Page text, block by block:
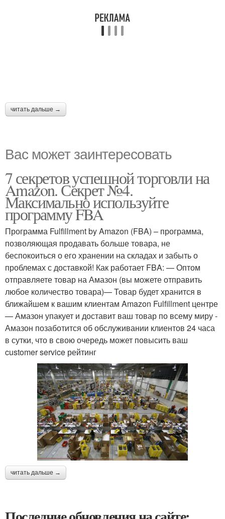
читать дальше →
Вас может заинтересовать
7 секретов успешной торговли на
Amazon. Секрет №4.
Максимально используйте
программу FBA
Программа Fulfillment by Amazon (FBA) – программа,
позволяющая продавать больше товара, не
беспокоиться о его хранении на складах и забыть о
проблемах с доставкой! Как работает FBA: — Оптом
отправляете товар на Амазон (вы можете отправить
любое количество товара)— Товар будет хранится в
ближайшем к вашим клиентам Amazon Fulfillment центре
— Амазон упакует и доставит ваш товар по всему миру -
Амазон позаботится об обслуживании клиентов 24 часа
в сутки, что в свою очередь может повысить ваш
customer service рейтинг
читать дальше →